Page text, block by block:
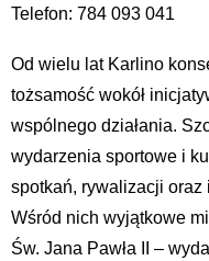
Telefon: 784 093 041
Od wielu lat Karlino
tożsamość wokół
wspólnego działania.
wydarzenia sportowe i
spotkań, rywalizacji
Wśród nich wyjątkowe
Św. Jana Pawła II –